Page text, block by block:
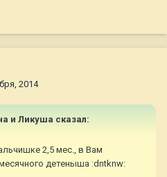
2014
и Ликуша сказал:
2,5 мес., в Вам
детеныша :dntknw: